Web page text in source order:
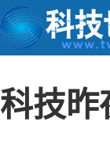
科技